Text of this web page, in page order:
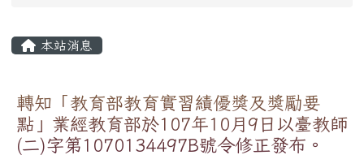
本站消息
轉知「教育部教育實習績優獎及獎勵要
點」業經教育部於107年10月9日以臺教師
(二)字第1070134497B號令修正發布。